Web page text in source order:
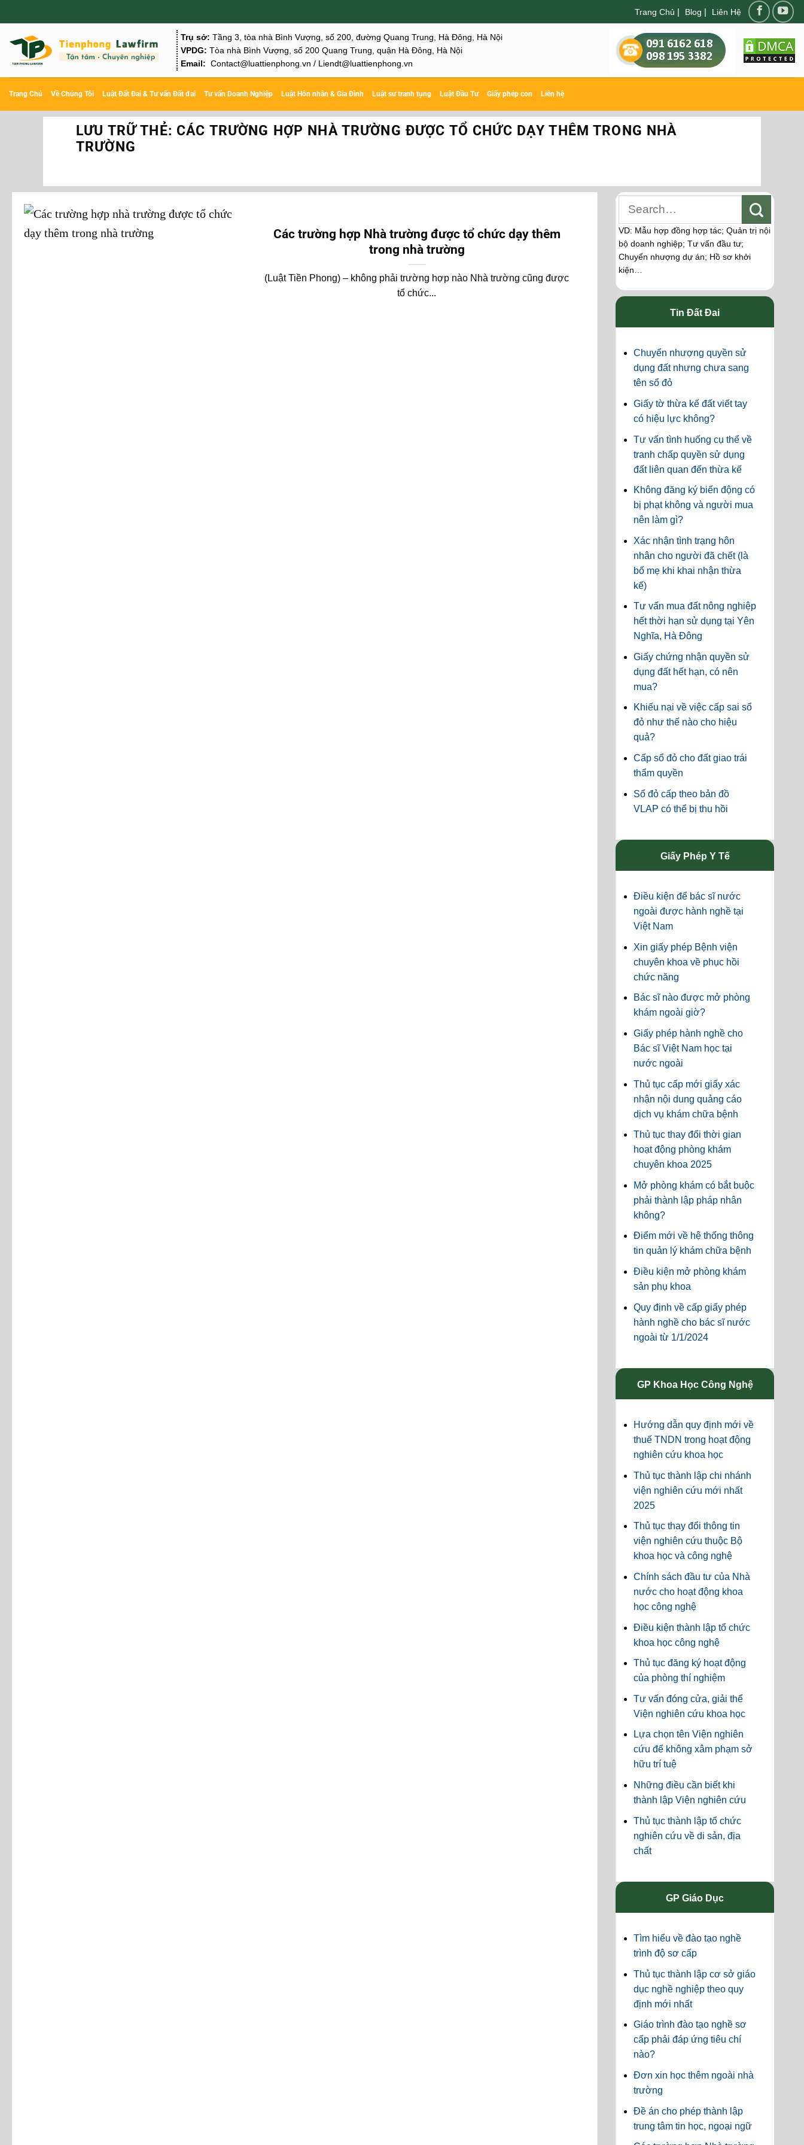
nội
dung
Trang Chủ | Blog | Liên Hệ
Trụ sở: Tầng 3, tòa nhà Bình Vượng, số 200, đường Quang Trung, Hà Đông, Hà Nội
VPDG: Tòa nhà Bình Vượng, số 200 Quang Trung, quận Hà Đông, Hà Nội
Email: Contact@luattienphong.vn / Liendt@luattienphong.vn
Trang Chủ Về Chúng Tôi Luật Đất Đai & Tư vấn Đất đai Tư vấn Doanh Nghiệp Luật Hôn nhân & Gia Đình Luật sư tranh tụng Luật Đầu Tư Giấy phép con Liên hệ
LƯU TRỮ THẺ: CÁC TRƯỜNG HỢP NHÀ TRƯỜNG ĐƯỢC TỔ CHỨC DẠY THÊM TRONG NHÀ
TRƯỜNG
Các trường hợp Nhà trường được tổ chức dạy thêm
trong nhà trường
(Luật Tiền Phong) – không phải trường hợp nào Nhà trường cũng được
tổ chức...
VD: Mẫu hợp đồng hợp tác; Quản trị nội
bộ doanh nghiệp; Tư vấn đầu tư;
Chuyển nhượng dự án; Hồ sơ khởi
kiện…
Tin Đất Đai
Chuyển nhượng quyền sử
dụng đất nhưng chưa sang
tên sổ đỏ
Giấy tờ thừa kế đất viết tay
có hiệu lực không?
Tư vấn tình huống cụ thể về
tranh chấp quyền sử dụng
đất liên quan đến thừa kế
Không đăng ký biến động có
bị phạt không và người mua
nên làm gì?
Xác nhận tình trạng hôn
nhân cho người đã chết (là
bố mẹ khi khai nhận thừa
kế)
Tư vấn mua đất nông nghiệp
hết thời hạn sử dụng tại Yên
Nghĩa, Hà Đông
Giấy chứng nhận quyền sử
dụng đất hết hạn, có nên
mua?
Khiếu nại về việc cấp sai sổ
đỏ như thế nào cho hiệu
quả?
Cấp sổ đỏ cho đất giao trái
thẩm quyền
Sổ đỏ cấp theo bản đồ
VLAP có thể bị thu hồi
Giấy Phép Y Tế
Điều kiện để bác sĩ nước
ngoài được hành nghề tại
Việt Nam
Xin giấy phép Bệnh viện
chuyên khoa về phục hồi
chức năng
Bác sĩ nào được mở phòng
khám ngoài giờ?
Giấy phép hành nghề cho
Bác sĩ Việt Nam học tại
nước ngoài
Thủ tục cấp mới giấy xác
nhận nội dung quảng cáo
dịch vụ khám chữa bệnh
Thủ tục thay đổi thời gian
hoạt động phòng khám
chuyên khoa 2025
Mở phòng khám có bắt buộc
phải thành lập pháp nhân
không?
Điểm mới về hệ thống thông
tin quản lý khám chữa bệnh
Điều kiện mở phòng khám
sản phụ khoa
Quy định về cấp giấy phép
hành nghề cho bác sĩ nước
ngoài từ 1/1/2024
GP Khoa Học Công Nghệ
Hướng dẫn quy định mới về
thuế TNDN trong hoạt động
nghiên cứu khoa học
Thủ tục thành lập chi nhánh
viện nghiên cứu mới nhất
2025
Thủ tục thay đổi thông tin
viện nghiên cứu thuộc Bộ
khoa học và công nghệ
Chính sách đầu tư của Nhà
nước cho hoạt động khoa
học công nghệ
Điều kiện thành lập tổ chức
khoa học công nghệ
Thủ tục đăng ký hoạt động
của phòng thí nghiệm
Tư vấn đóng cửa, giải thể
Viện nghiên cứu khoa học
Lựa chọn tên Viện nghiên
cứu để không xâm phạm sở
hữu trí tuệ
Những điều cần biết khi
thành lập Viện nghiên cứu
Thủ tục thành lập tổ chức
nghiên cứu về di sản, địa
chất
GP Giáo Dục
Tìm hiểu về đào tạo nghề
trình độ sơ cấp
Thủ tục thành lập cơ sở giáo
dục nghề nghiệp theo quy
định mới nhất
Giáo trình đào tạo nghề sơ
cấp phải đáp ứng tiêu chí
nào?
Đơn xin học thêm ngoài nhà
trường
Đề án cho phép thành lập
trung tâm tin học, ngoại ngữ